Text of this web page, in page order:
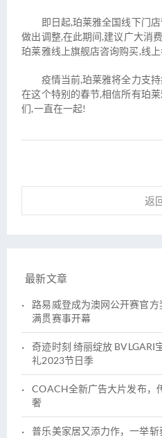
即日起,珀莱雅全国线下门店
做出调整,在此期间,建议广大消
珀莱雅线上旗舰店咨询购买,线
疫情当前,珀莱雅将全力支持
在这个特别的春节,相信所有珀
们,一直在一起!
返
最新文章
路易威登成为澳网公开赛官
满贯赛事开幕
奇迹时刻 绮丽绽放 BVLGARI
礼2023节日季
COACH全新广告大片发布，
奢
普乐美家居又添力作，一举斩